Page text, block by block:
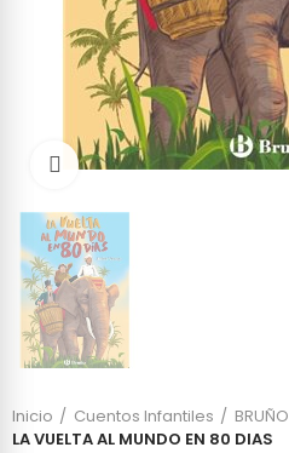
Click to enlarge
Inicio Cuentos Infantiles
BRUÑO
LA VUELTA AL MUNDO EN 80 DIAS